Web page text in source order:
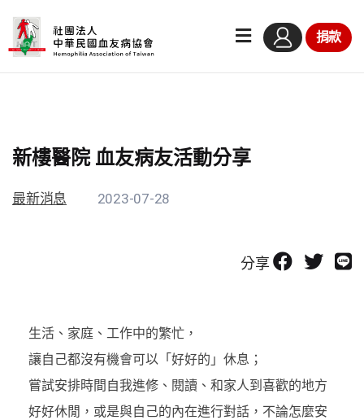
捐款
新樓醫院 血友病友活動分享
最新消息 2023-07-28
分享
生活、家庭、工作中的繁忙，
讓自己都沒有機會可以「好好的」休息；
嘗試安排時間自我進修、閱讀、和家人到喜歡的地方
好好休閒，或是與自己的內在進行對話，不論怎麼安